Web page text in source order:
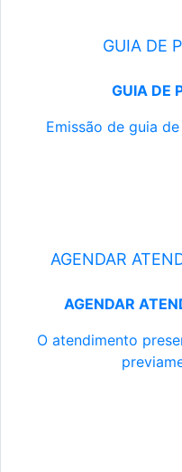
GUIA DE
GUIA DE
Emissão de guia
AGENDAR
AGENDAR
O atendimento